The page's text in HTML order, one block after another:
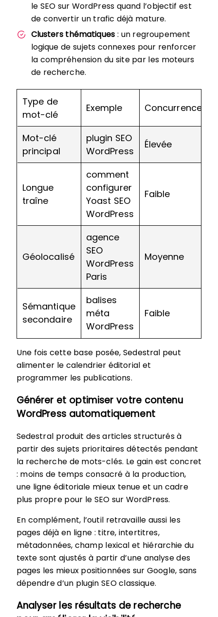
le SEO sur WordPress quand l’objectif est
de convertir un trafic déjà mature.
Clusters thématiques : un regroupement
logique de sujets connexes pour renforcer
la compréhension du site par les moteurs
de recherche.
Type de
mot-clé
Exemple Concurrence
Mot-clé
principal
plugin SEO
WordPress
Élevée
Longue
traîne
comment
configurer
Yoast SEO
WordPress
Faible
Géolocalisé
agence
SEO
WordPress
Paris
Moyenne
Sémantique
secondaire
balises
méta
WordPress
Faible
Une fois cette base posée, Sedestral peut
alimenter le calendrier éditorial et
programmer les publications.
Générer et optimiser votre contenu
WordPress automatiquement
Sedestral produit des articles structurés à
partir des sujets prioritaires détectés pendant
la recherche de mots-clés. Le gain est concret
: moins de temps consacré à la production,
une ligne éditoriale mieux tenue et un cadre
plus propre pour le SEO sur WordPress.
En complément, l’outil retravaille aussi les
pages déjà en ligne : titre, intertitres,
métadonnées, champ lexical et hiérarchie du
texte sont ajustés à partir d’une analyse des
pages les mieux positionnées sur Google, sans
dépendre d’un plugin SEO classique.
Analyser les résultats de recherche